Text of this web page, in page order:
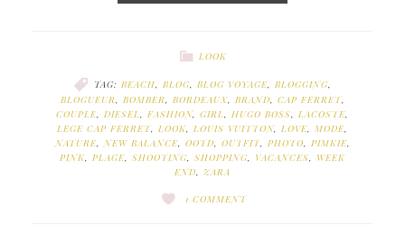
LOOK
TAG: BEACH BLOG BLOG VOYAGE BLOGGING
BLOGUEUR
BOMBER BORDEAUX, BRAND CAP FERRET,
COUPLE DIESEL FASHION, GIRL HUGO BOSS LACOSTE
LEGE CAP FERRET LOOK LOUIS VUITTON, LOVE MODE
NATURE, NEW BALANCE, OOTD OUTFIT, PHOTO PIMKIE,
PINK
PLAGE SHOOTING SHOPPING VACANCES
WEEK
END
ZARA
1 COMMENT